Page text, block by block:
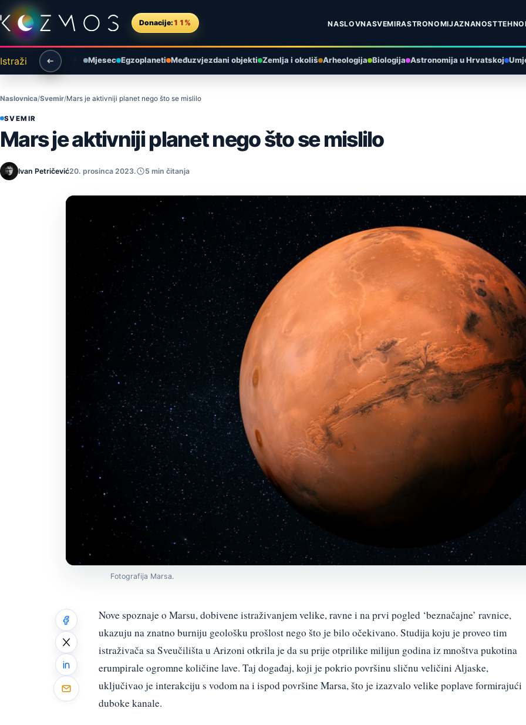
Preskoči na sadržaj
Donacije: 11% NASLOVNASVEMIRASTRONOMIJAZNANOST
Istraži Mjesec Egzoplaneti Međuzvjezdani objekti Zemlja i okoliš Arheologija Biologija Astronomija u Hrvatskoj
Naslovnica Svemir Mars je aktivniji planet nego što se mislilo
SVEMIR
Mars je aktivniji planet nego što se mislilo
Ivan Petričević20. prosinca 2023. 5 min čitanja
Fotografija Marsa.
Nove spoznaje o Marsu, dobivene istraživanjem velike, ravne i na prvi pogled ‘beznačajne’ ravnice,
ukazuju na znatno burniju geološku prošlost nego što je bilo očekivano. Studija koju je proveo tim
istraživača sa Sveučilišta u Arizoni otkrila je da su prije otprilike milijun godina iz mnoštva pukotina
erumpirale ogromne količine lave. Taj događaj, koji je pokrio površinu sličnu veličini Aljaske,
uključivao je interakciju s vodom na i ispod površine Marsa, što je izazvalo velike poplave formirajući
duboke kanale.